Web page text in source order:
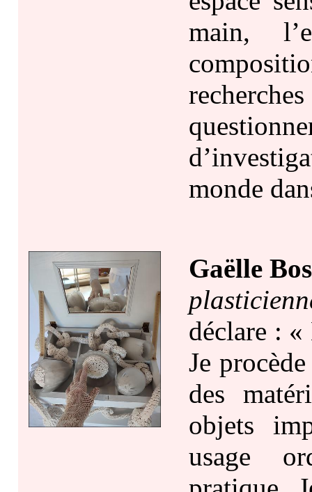
main,
monde
Gaëlle
déclare :
Je
des
objets
usage